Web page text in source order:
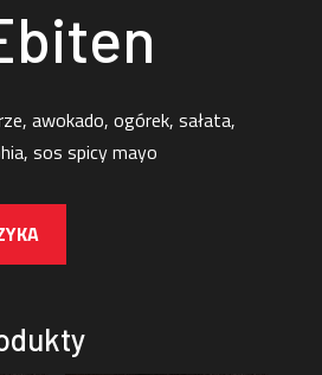
awokado, ogórek, sałata,
sos spicy mayo